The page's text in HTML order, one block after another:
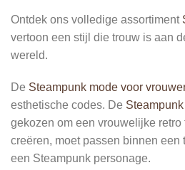
Ontdek ons volledige assortiment
vertoon een stijl die trouw is aan
wereld.
De Steampunk mode voor
esthetische codes. De
gekozen om een vrouwelijke retro
creëren, moet passen binnen een
een Steampunk personage.